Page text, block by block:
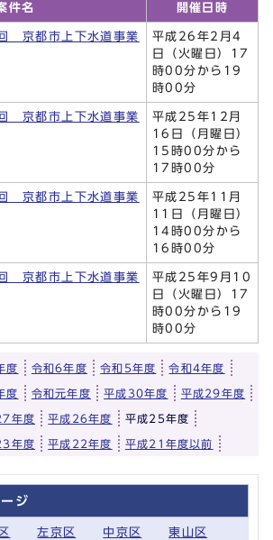
件名 開催日時
京都市上下水道事業
平成26年2月4
日（火曜日）17
時00分から19
時00分
京都市上下水道事業
平成25年12月
16日（月曜日）
15時00分から
17時00分
京都市上下水道事業
平成25年11月
11日（月曜日）
14時00分から
16時00分
京都市上下水道事業
平成25年9月10
日（火曜日）17
時00分から19
時00分
度 令和6年度 令和5年度 令和4年度
度 令和元年度 平成30年度 平成29年度
年度 平成26年度 平成25年度
年度 平成22年度 平成21年度以前
ジ
左京区 中京区 東山区